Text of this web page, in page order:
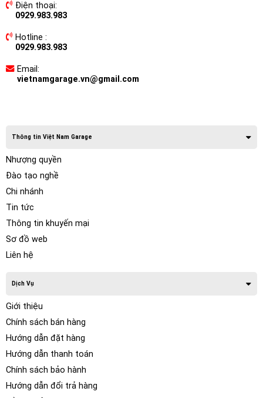
Điện thoại:
0929.983.983
Hotline :
0929.983.983
Email:
vietnamgarage.vn@gmail.com
Thông tin Việt Nam Garage
Nhượng quyền
Đào tạo nghề
Chi nhánh
Tin tức
Thông tin khuyến mại
Sơ đồ web
Liên hệ
Dịch Vụ
Giới thiệu
Chính sách bán hàng
Hướng dẫn đặt hàng
Hướng dẫn thanh toán
Chính sách bảo hành
Hướng dẫn đổi trả hàng